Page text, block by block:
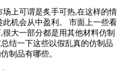
上可谓是炙手可热,在这样的情
机会从中盈利。 市面上一些看
很大一部分都是用其他材料仿制
结一下这些以假乱真的仿制品
制品有哪些。